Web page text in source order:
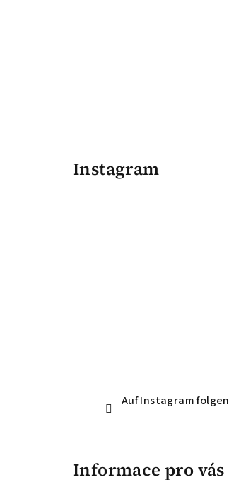
Instagram
Auf Instagram folgen
Informace pro vás